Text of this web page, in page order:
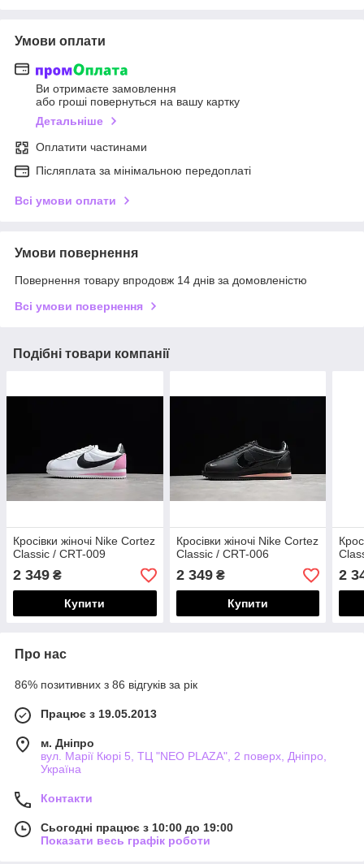
Умови оплати
Ви отримаєте замовлення
або гроші повернуться на вашу картку
Детальніше
Оплатити частинами
Післяплата за мінімальною передоплаті
Всі умови оплати
Умови повернення
Повернення товару впродовж 14 днів за домовленістю
Всі умови повернення
Подібні товари компанії
Кросівки жіночі Nike Cortez
Classic / CRT-009
2 349 ₴
Купити
Кросівки жіночі Nike Cortez
Classic / CRT-006
2 349₴
Купити
2
Про нас
86% позитивних з 86 відгуків за рік
Працює з 19.05.2013
м. Дніпро
вул. Марії Кюрі 5, ТЦ "NEO PLAZA", 2 поверх, Дніпро,
Україна
Контакти
Сьогодні працює з 10:00 до 19:00
Показати весь графік роботи